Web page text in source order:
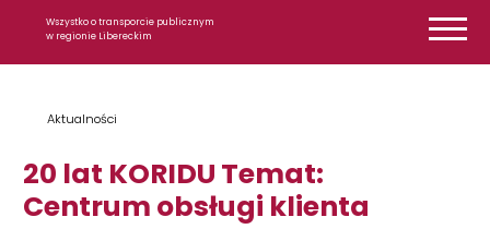
Wszystko o transporcie publicznym
w regionie Libereckim
Aktualności
20 lat KORIDU Temat:
Centrum obsługi klienta